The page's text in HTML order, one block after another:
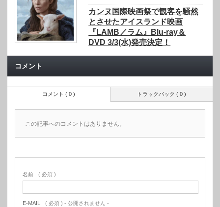
カンヌ国際映画祭で観客を騒然
とさせたアイスランド映画
『LAMB／ラム』Blu-ray＆
DVD 3/3(水)発売決定！
コメント
トラックバック ( 0 )
コメント ( 0 )
この記事へのコメントはありません。
名前 ( 必須 )
E-MAIL ( 必須 ) - 公開されません -